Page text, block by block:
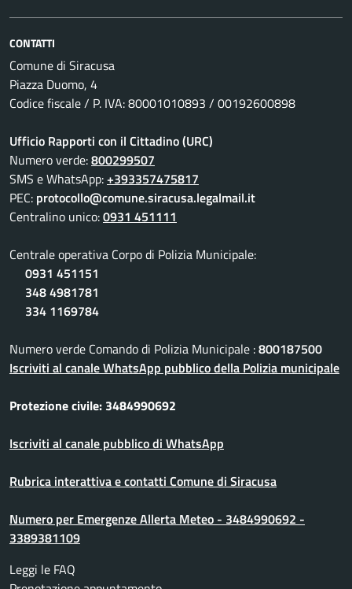
CONTATTI
Comune di Siracusa
Piazza Duomo, 4
Codice fiscale / P. IVA: 80001010893 / 00192600898
Ufficio Rapporti con il Cittadino (URC)
Numero verde:800299507
SMS e WhatsApp:+393357475817
PEC: protocollo@comune.siracusa.legalmail.it
Centralino unico:0931 451111
Centrale operativa Corpo di Polizia Municipale:
0931 451151
348 4981781
334 1169784
Numero verde Comando di Polizia Municipale :800187500
Iscriviti al canale WhatsApp pubblico della Polizia municipale
Protezione civile: 3484990692
Iscriviti al canale pubblico di WhatsApp
Rubrica interattiva e contatti Comune di Siracusa
Numero per Emergenze Allerta Meteo - 3484990692 -
3389381109
Leggi le FAQ